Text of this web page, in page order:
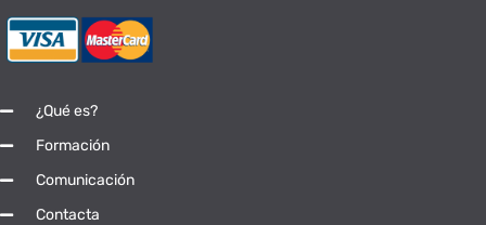
¿Qué es?
Formación
Comunicación
Contacta